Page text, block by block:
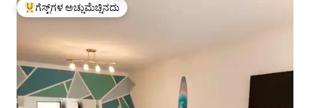
ಗೆಸ್ಟ್‌ಗಳಿಗೆ ಅತಿ ಹೆಚ್ಚು ಅಚ್ಚುಮೆಚ್ಚಿನದು
ಗೆಸ್ಟ್‌ಗಳ ಅಚ್ಚುಮೆಚ್ಚಿನದು